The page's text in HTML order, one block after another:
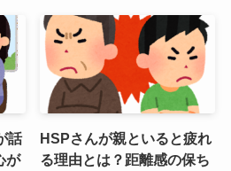
話
が
HSPさんが親といると疲れ
る理由とは？距離感の保ち